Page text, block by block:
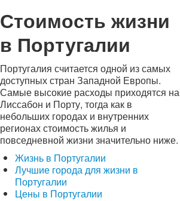
Стоимость жизни
в Португалии
Португалия считается одной из самых
доступных стран Западной Европы.
Самые высокие расходы приходятся на
Лиссабон и Порту, тогда как в
небольших городах и внутренних
регионах стоимость жилья и
повседневной жизни значительно ниже.
Жизнь в Португалии
Лучшие города для жизни в
Португалии
Цены в Португалии